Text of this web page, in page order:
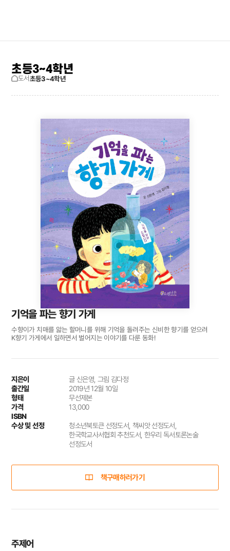
초등3~4학년
도서초등3~4학년
기억을 파는 향기 가게
수향이가 치매를 앓는 할머니를 위해 기억을 돌려주는 신비한 향기를 얻으려
K향기 가게에서 일하면서 벌어지는 이야기를 다룬 동화!
지은이 글 신은영, 그림 김다정
출간일 2019년 12월 10일
형태 무선제본
가격 13,000
ISBN
수상 및 선정
청소년북토큰 선정도서, 책씨앗 선정도서,
한국학교사서협회 추천도서, 한우리 독서토론논술
선정도서
책구매하러가기
주제어